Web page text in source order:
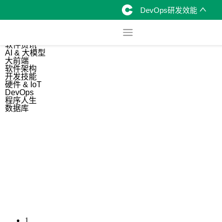
DevOps研发效能
软件资讯
AI & 大模型
大前端
软件架构
开发技能
硬件 & IoT
DevOps
程序人生
数据库
1